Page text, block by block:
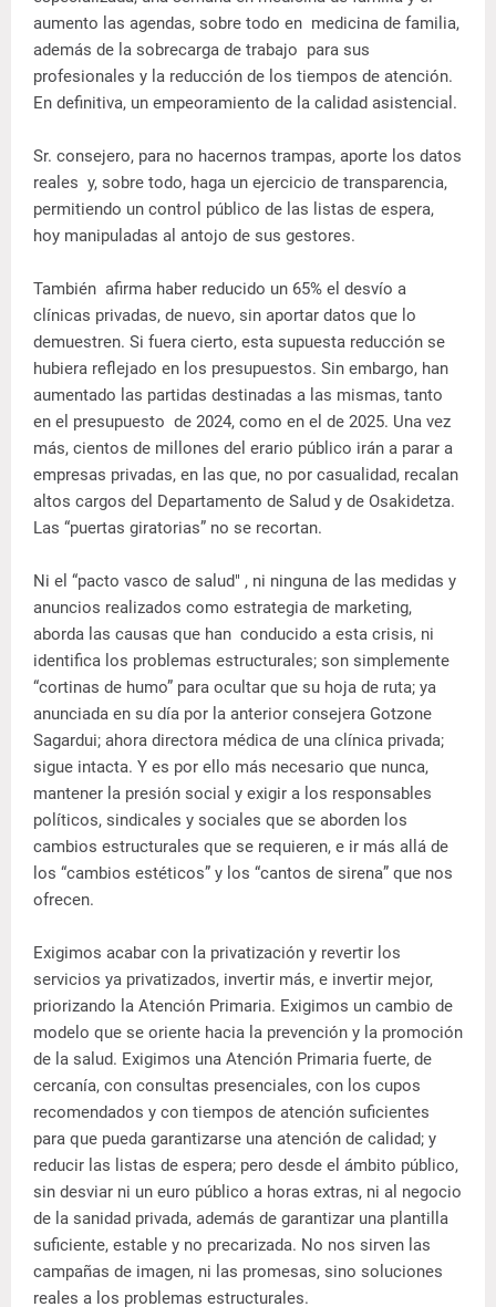
aumento las agendas, sobre todo en medicina de familia,
además de la sobrecarga de trabajo para sus
profesionales y la reducción de los tiempos de atención.
En definitiva, un empeoramiento de la calidad asistencial.
Sr. consejero, para no hacernos trampas, aporte los datos
reales y, sobre todo, haga un ejercicio de transparencia,
permitiendo un control público de las listas de espera,
hoy manipuladas al antojo de sus gestores.
También afirma haber reducido un 65% el desvío a
clínicas privadas, de nuevo, sin aportar datos que lo
demuestren. Si fuera cierto, esta supuesta reducción se
hubiera reflejado en los presupuestos. Sin embargo, han
aumentado las partidas destinadas a las mismas, tanto
en el presupuesto de 2024, como en el de 2025. Una vez
más, cientos de millones del erario público irán a parar a
empresas privadas, en las que, no por casualidad, recalan
altos cargos del Departamento de Salud y de Osakidetza.
Las “puertas giratorias” no se recortan.
Ni el “pacto vasco de salud" , ni ninguna de las medidas y
anuncios realizados como estrategia de marketing,
aborda las causas que han conducido a esta crisis, ni
identifica los problemas estructurales; son simplemente
“cortinas de humo” para ocultar que su hoja de ruta; ya
anunciada en su día por la anterior consejera Gotzone
Sagardui; ahora directora médica de una clínica privada;
sigue intacta. Y es por ello más necesario que nunca,
mantener la presión social y exigir a los responsables
políticos, sindicales y sociales que se aborden los
cambios estructurales que se requieren, e ir más allá de
los “cambios estéticos” y los “cantos de sirena” que nos
ofrecen.
Exigimos acabar con la privatización y revertir los
servicios ya privatizados, invertir más, e invertir mejor,
priorizando la Atención Primaria. Exigimos un cambio de
modelo que se oriente hacia la prevención y la promoción
de la salud. Exigimos una Atención Primaria fuerte, de
cercanía, con consultas presenciales, con los cupos
recomendados y con tiempos de atención suficientes
para que pueda garantizarse una atención de calidad; y
reducir las listas de espera; pero desde el ámbito público,
sin desviar ni un euro público a horas extras, ni al negocio
de la sanidad privada, además de garantizar una plantilla
suficiente, estable y no precarizada. No nos sirven las
campañas de imagen, ni las promesas, sino soluciones
reales a los problemas estructurales.